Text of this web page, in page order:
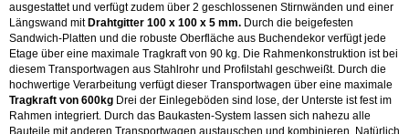
ausgestattet und verfügt zudem über 2 geschlossenen Stirnwänden und einer
Längswand mit Drahtgitter 100 x 100 x 5 mm. Durch die beigefesten
Sandwich-Platten und die robuste Oberfläche aus Buchendekor verfügt jede
Etage über eine maximale Tragkraft von 90 kg. Die Rahmenkonstruktion ist bei
diesem Transportwagen aus Stahlrohr und Profilstahl geschweißt. Durch die
hochwertige Verarbeitung verfügt dieser Transportwagen über eine maximale
Tragkraft von 600kg Drei der Einlegeböden sind lose, der Unterste ist fest im
Rahmen integriert. Durch das Baukasten-System lassen sich nahezu alle
Bauteile mit anderen Transportwagen austauschen und kombinieren. Natürlich